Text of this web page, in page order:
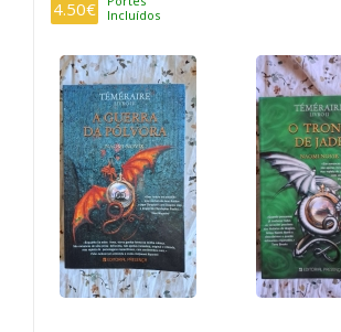
4.50€
Incluídos